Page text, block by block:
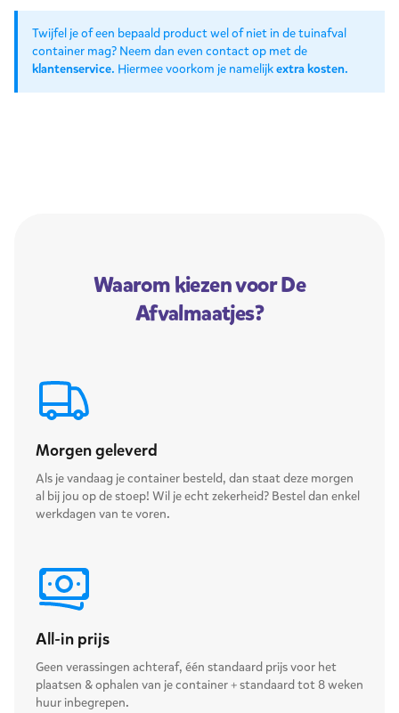
Twijfel je of een bepaald product wel of niet in de tuinafval
container mag? Neem dan even contact op met de
klantenservice. Hiermee voorkom je namelijkextra kosten.
Waarom kiezen voor De
Afvalmaatjes?
Morgen geleverd
Als je vandaag je container besteld, dan staat deze morgen
al bij jou op de stoep! Wil je echt zekerheid? Bestel dan enkel
werkdagen van te voren.
All-in prijs
Geen verassingen achteraf, één standaard prijs voor het
plaatsen & ophalen van je container + standaard tot 8 weken
huur inbegrepen.